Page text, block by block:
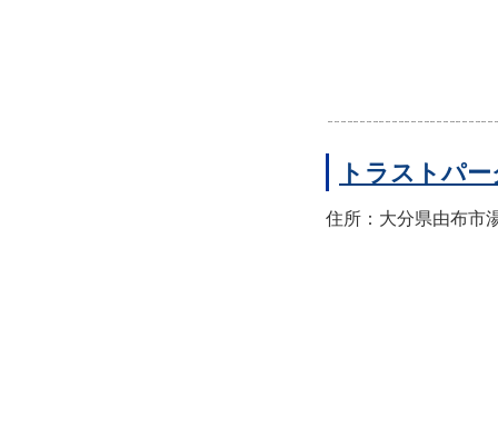
トラストパ
住所：大分県由布市